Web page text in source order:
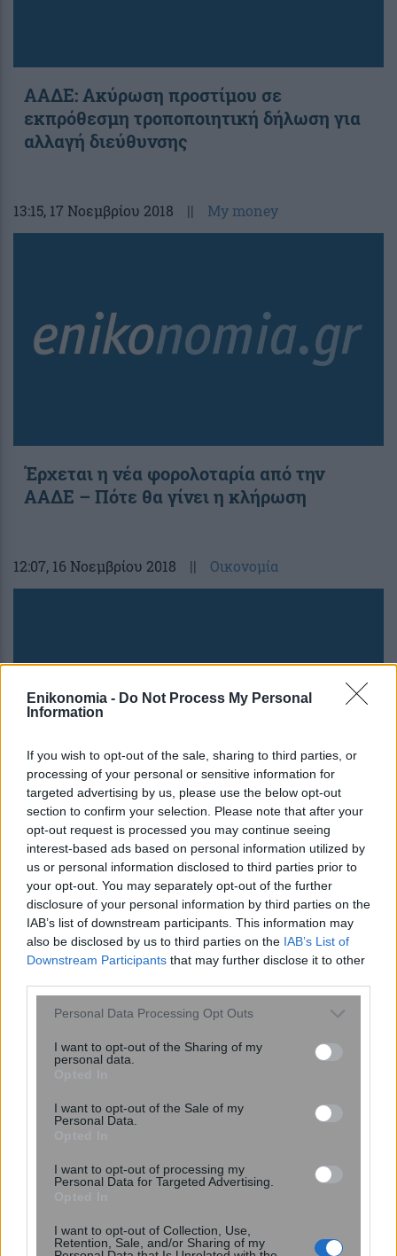
Enikonomia - Do Not Process My Personal
Information
If you wish to opt-out of the sale, sharing to third parties, or
processing of your personal or sensitive information for
targeted advertising by us, please use the below opt-out
section to confirm your selection. Please note that after your
opt-out request is processed you may continue seeing
interest-based ads based on personal information utilized by
us or personal information disclosed to third parties prior to
your opt-out. You may separately opt-out of the further
disclosure of your personal information by third parties on the
IAB’s list of downstream participants. This information may
also be disclosed by us to third parties on the IAB’s List of
Downstream Participants that may further disclose it to other
Please note that this website/app uses one or more Google
not limited to your visit or usage behaviour. You may click to
grant or deny consent to Google and its third-party tags to
consent section.
Personal Data Processing Opt Outs
I want to opt-out of the Sharing of my
personal data.
I want to opt-out of the Sale of my
Personal Data.
I want to opt-out of processing my
Personal Data for Targeted Advertising.
I want to opt-out of Collection, Use,
Retention, Sale, and/or Sharing of my
ΑΑΔΕ: Ακύρωση προστίμου σε
εκπρόθεσμη τροποποιητική δήλωση για
αλλαγή διεύθυνσης
13:15, 17 Νοεμβρίου 2018 || My money
Έρχεται η νέα φορολοταρία από την
ΑΑΔΕ – Πότε θα γίνει η κλήρωση
12:07, 16 Νοεμβρίου 2018 || Οικονομία
Πιτσιλής: Στα 940 εκατ. ευρώ
υποχώρησαν οι εκκρεμείς επιστροφές
φόρων από την ΑΑΔΕ